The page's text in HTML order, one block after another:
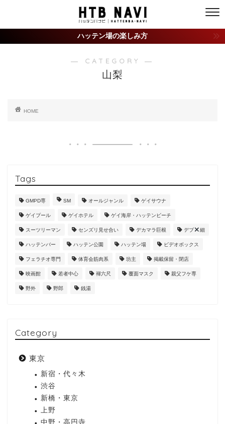
ハッテン場の楽しみ方
― CATEGORY ―
山梨
HOME
Tags
GMPD専 SM オールジャンル ゲイサウナ
ゲイプール ゲイホテル ゲイ海岸・ハッテンビーチ
スーツリーマン センズリ見せ合い デカマラ巨根 デブ 細
ハッテンバー ハッテン公園 ハッテン場 ビデオボックス
フェラチオ専門 体育会筋肉系 坊主 掲載保留・閉店
映画館 若者中心 褌六尺 覆面マスク 親父フケ専
野外 野郎 銭湯
Category
東京
新宿・代々木
渋谷
新橋・東京
上野
中野・高円寺